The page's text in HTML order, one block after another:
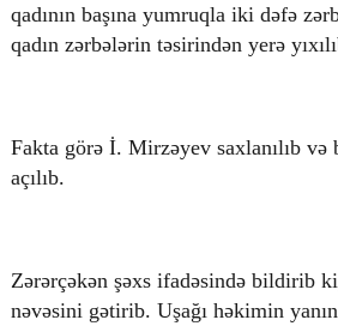
qadının başına yumruqla iki dəfə
qadın zərbələrin təsirindən yerə
Fakta görə İ. Mirzəyev saxlanılıb və
açılıb.
Zərərçəkən şəxs ifadəsində bildirib
nəvəsini gətirib. Uşağı həkimin